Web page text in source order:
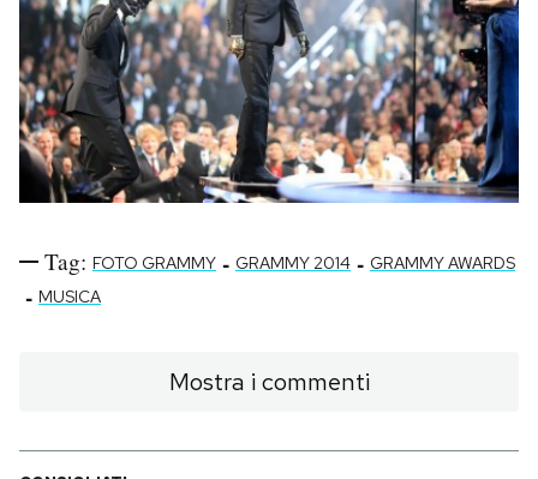
Tag: FOTO GRAMMY - GRAMMY 2014 - GRAMMY AWARDS
- MUSICA
Mostra i commenti